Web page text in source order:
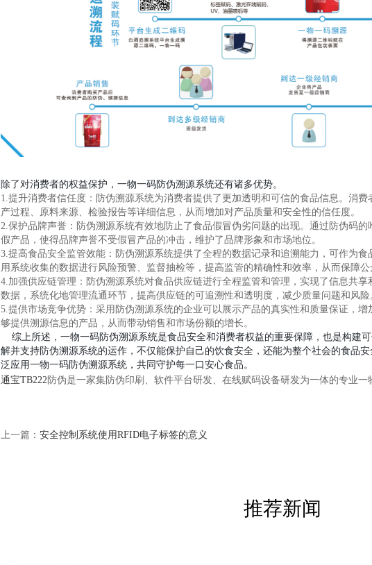
除了对消费者的权益保护，一物一码防伪溯源系统还有诸多优势。
1.提升消费者信任度：防伪溯源系统为消费者提供了更加透明和可信的食品信息。消
产过程、原料来源、检验报告等详细信息，从而增加对产品质量和安全性的信任度。
2.保护品牌声誉：防伪溯源系统有效地防止了食品假冒伪劣问题的出现。通过防伪码
假产品，使得品牌声誉不受假冒产品的冲击，维护了品牌形象和市场地位。
3.提高食品安全监管效能：防伪溯源系统提供了全程的数据记录和追溯能力，可作为
用系统收集的数据进行风险预警、监督抽检等，提高监管的精确性和效率，从而保障公
4.加强供应链管理：防伪溯源系统对食品供应链进行全程监管和管理，实现了信息共
数据，系统化地管理流通环节，提高供应链的可追溯性和透明度，减少质量问题和风险
5.提供市场竞争优势：采用防伪溯源系统的企业可以展示产品的真实性和质量保证，
够提供溯源信息的产品，从而带动销售和市场份额的增长。
综上所述，一物一码防伪溯源系统是食品安全和消费者权益的重要保障，也是构建
解并支持防伪溯源系统的运作，不仅能保护自己的饮食安全，还能为整个社会的食品
泛应用一物一码防伪溯源系统，共同守护每一口安心食品。
通宝TB222防伪是一家集防伪印刷、软件平台研发、在线赋码设备研发为一体的专业一
上一篇： 安全控制系统使用RFID电子标签的意义
推荐新闻